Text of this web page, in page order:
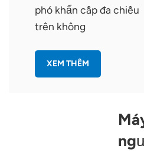
phó khẩn cấp đa chiều
trên không
XEM THÊM